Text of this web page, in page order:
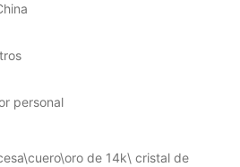
personal
de 14k\ cristal de